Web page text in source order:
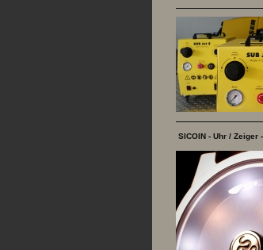
SICOIN - Uhr / Zeiger